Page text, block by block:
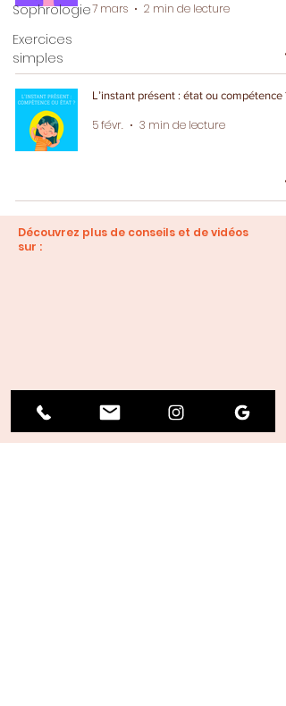
Sophrologie
Exercices
simples
7 mars 2 min de lecture
L’instant présent : état ou compétence ?
5 févr. 3 min de lecture
Découvrez plus de conseils et de vidéos
sur :